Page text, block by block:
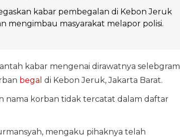
kabar pembegalan di Kebon Jeruk
mengimbau masyarakat melapor polisi.
kabar mengenai dirawatnya selebgram
begal di Kebon Jeruk, Jakarta Barat.
nama korban tidak tercatat dalam daftar
mengaku pihaknya telah